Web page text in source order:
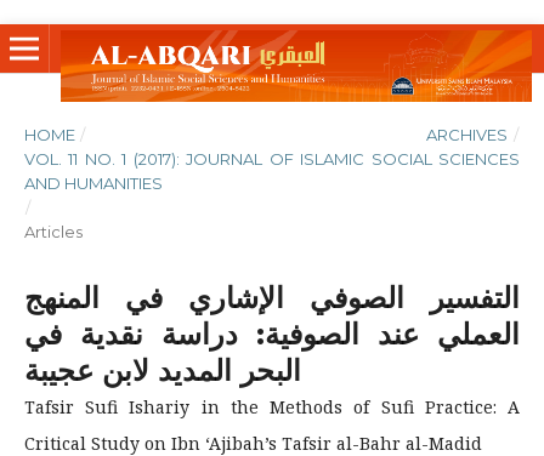
HOME / ARCHIVES /
VOL. 11 NO. 1 (2017): JOURNAL OF ISLAMIC SOCIAL SCIENCES
AND HUMANITIES
/
Articles
التفسير الصوفي الإشاري في المنهج
العملي عند الصوفية: دراسة نقدية في
البحر المديد لابن عجيبة
Tafsir Sufi Ishariy in the Methods of Sufi Practice: A
Critical Study on Ibn ‘Ajibah’s Tafsir al-Bahr al-Madid